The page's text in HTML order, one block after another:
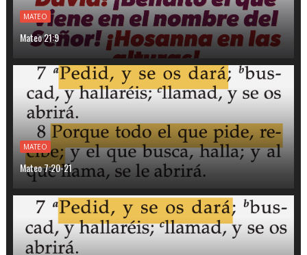
MATEO
Mateo 21:9
MATEO
Mateo 7:20-21